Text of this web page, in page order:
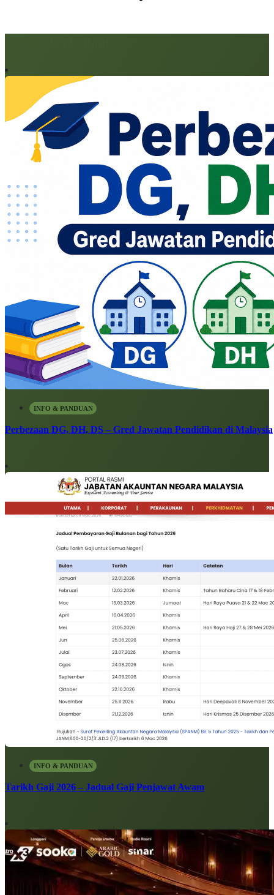
INFO & PANDUAN
Perbezaan DG, DH, DS – Gred Jawatan Pendidikan di Malaysia
INFO & PANDUAN
Tarikh Gaji 2026 – Jadual Gaji Penjawat Awam